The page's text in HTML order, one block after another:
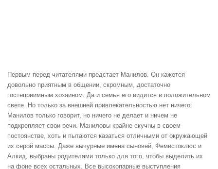
Первым перед читателями предстает Манилов. Он кажется
довольно приятным в общении, скромным, достаточно
гостеприимным хозяином. Да и семья его видится в положительном
свете. Но только за внешней привлекательностью нет ничего:
Манилов только говорит, но ничего не делает и ничем не
подкрепляет свои речи. Маниловы крайне скучны в своем
постоянстве, хоть и пытаются казаться отличными от окружающей
их серой массы. Даже вычурные имена сыновей, Фемистоклюс и
Алкид, выбраны родителями только для того, чтобы выделить их
на фоне всех остальных. Все высокопарные выступления